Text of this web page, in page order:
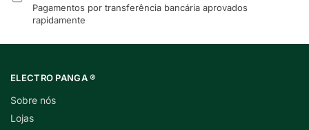
Pagamentos por transferência bancária aprovados
rapidamente
ELECTRO PANGA ®
Sobre nós
Lojas